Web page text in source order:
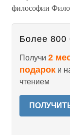
философии
Более 800
Получи 2
подарок и
чтением